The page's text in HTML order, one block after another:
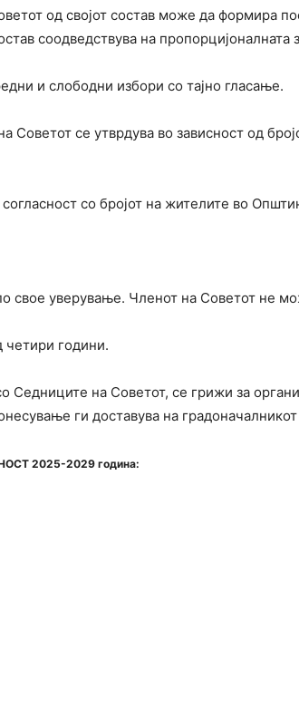
од својот состав може да формира
соодведствува на
и слободни избори со тајно гласање.
Советот се утврдува во зависност од
со бројот на жителите во
свое уверување. Членот на Советот не
четири години.
на Советот, се грижи за
ги доставува на
2025-2029 година: